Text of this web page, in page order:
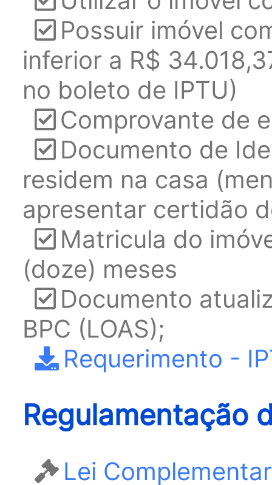
Possuir imóvel
inferior a R$
no boleto de IPTU)
Comprovante de
Documento de
residem na casa
apresentar certidão
Matricula do
(doze) meses
Documento
BPC (LOAS);
Requerimento -
Regulamentação
Lei